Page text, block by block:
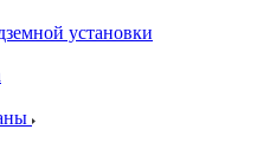
установки